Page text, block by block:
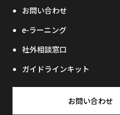
お問い合わせ
e-ラーニング
社外相談窓口
ガイドラインキット
お問い合わせ